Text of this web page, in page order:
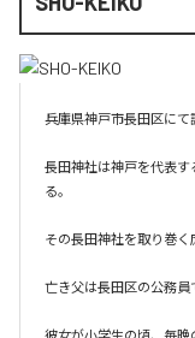
兵庫県神戸市長田区にて
長田神社は神戸を代表
る。
その長田神社を取り巻く
亡き父は長田区の公務員